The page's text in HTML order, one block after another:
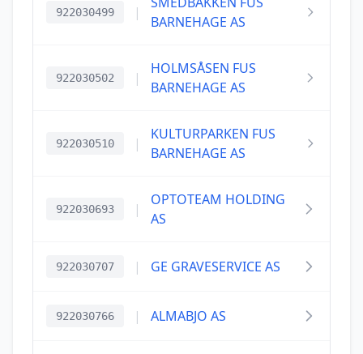
922030499 |
BARNEHAGE AS
922030502 |
HOLMSÅSEN FUS
BARNEHAGE AS
922030510 |
KULTURPARKEN FUS
BARNEHAGE AS
922030693 |
OPTOTEAM HOLDING
AS
922030707 | GE GRAVESERVICE AS
922030766 | ALMABJO AS